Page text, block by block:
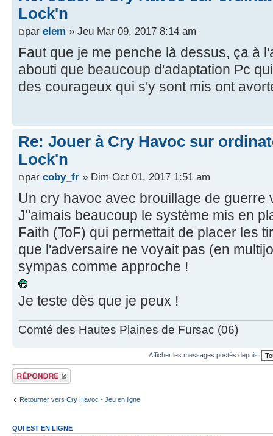
Lock'n
par elem » Jeu Mar 09, 2017 8:14 am
Faut que je me penche là dessus, ça à
abouti que beaucoup d'adaptation Pc
des courageux qui s'y sont mis ont
Re: Jouer à Cry Havoc sur
Lock'n
par coby_fr » Dim Oct 01, 2017 1:51 am
Un cry havoc avec brouillage de guerre
J"aimais beaucoup le système mis en
Faith (ToF) qui permettait de placer les
que l'adversaire ne voyait pas (en
sympas comme approche !
Je teste dès que je peux !
Comté des Hautes Plaines de Fursac (06)
Afficher les messages postés depuis:
Répondre
Retourner vers Cry Havoc - Jeu en ligne
QUI EST EN LIGNE